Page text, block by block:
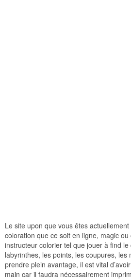
Le site upon que vous êtes
coloration que ce soit en ligne, magic
instructeur colorier tel que jouer à find
labyrinthes, les points, les coupures, les
prendre plein avantage, il est vital
main car il faudra nécessairement